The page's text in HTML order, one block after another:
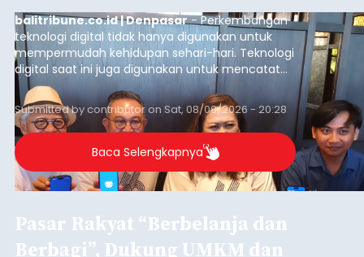
balitribune.co.id | Denpasar- Perkembangan
teknologi digital tidak hanya digunakan untuk
mempermudah kehidupan sehari-hari. Teknologi
digital saat ini juga digunakan untuk mencatat
dan mengelola data base alumni dari suatu
sekolah, salah satunya adalah alumni SMA 1
Denpasar.
Submitted bycontributoronSat, 08/08/2026 - 20:28
Baca Selengkapnya
Pasar Rakyat “Berbelanja dan
Berbagi”, Dukung UMKM dan